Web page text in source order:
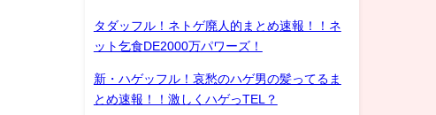
タダッフル！ネトゲ廃人的まとめ速報！！ネ
ット乞食DE2000万パワーズ！
新・ハゲッフル！哀愁のハゲ男の髪ってるま
とめ速報！！激しくハゲっTEL？